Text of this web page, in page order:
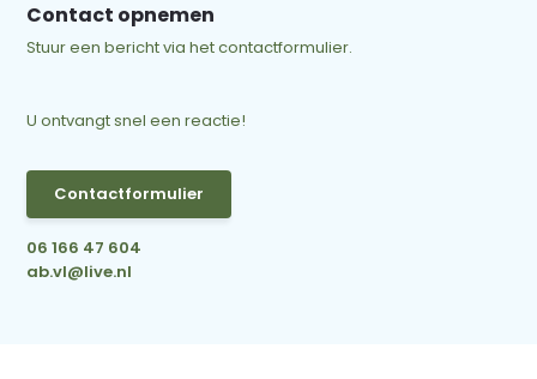
Contact opnemen
Stuur een bericht via het contactformulier.
U ontvangt snel een reactie!
Contactformulier
06 166 47 604
ab.vl@live.nl